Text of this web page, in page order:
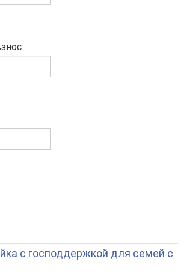
с господдержкой для семей с